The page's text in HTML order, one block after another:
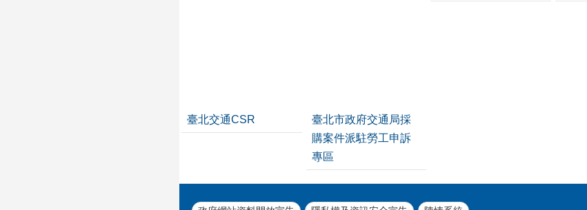
臺北交通CSR
臺北市政府交通局採
購案件派駐勞工申訴
專區